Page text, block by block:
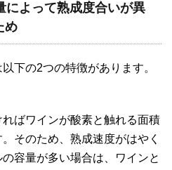
によって熟成度合いが異
め
下の2つの特徴があります。
ばワインが酸素と触れる面積
そのため、熟成速度がはやく
容量が多い場合は、ワインと